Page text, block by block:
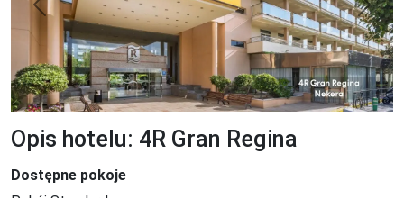
Previous Next
Opis hotelu: 4R Gran Regina
Dostępne pokoje